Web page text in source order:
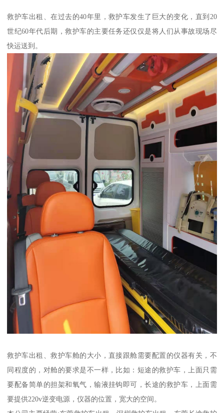
救护车出租、在过去的40年里，救护车发生了巨大的变化，直到20
世纪60年代后期，救护车的主要任务还仅仅是将人们从事故现场尽
快运送到。
救护车出租、救护车舱的大小，直接跟舱需要配置的仪器有关，不
同程度的，对舱的要求是不一样，比如：短途的救护车，上面只需
要配备简单的担架和氧气，输液挂钩即可，长途的救护车，上面需
要提供220v逆变电源，仪器的位置，宽大的空间。